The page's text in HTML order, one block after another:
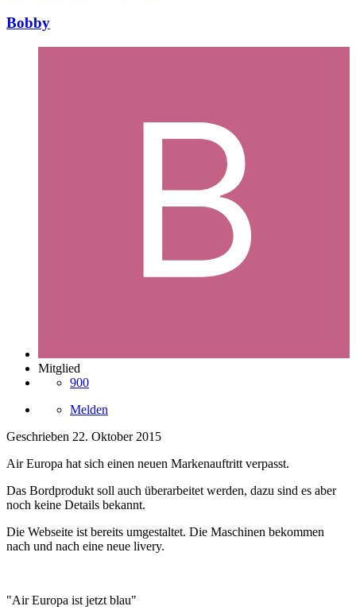
Bobby
Mitglied
900
Melden
Geschrieben 22. Oktober 2015
Air Europa hat sich einen neuen Markenauftritt verpasst.
Das Bordprodukt soll auch überarbeitet werden, dazu sind es aber
noch keine Details bekannt.
Die Webseite ist bereits umgestaltet. Die Maschinen bekommen
nach und nach eine neue livery.
"Air Europa ist jetzt blau"